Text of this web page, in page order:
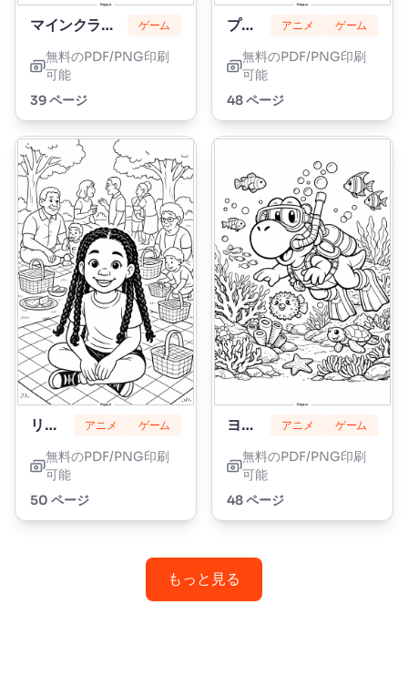
マインクラフト ゲーム
無料のPDF/PNG印刷
可能
39 ページ
プリンセスピーチ アニメ ゲーム
無料のPDF/PNG印刷
可能
48 ページ
リリーラブブレイズ アニメ ゲーム
無料のPDF/PNG印刷
可能
50 ページ
ヨッシー アニメ ゲーム
無料のPDF/PNG印刷
可能
48 ページ
もっと見る